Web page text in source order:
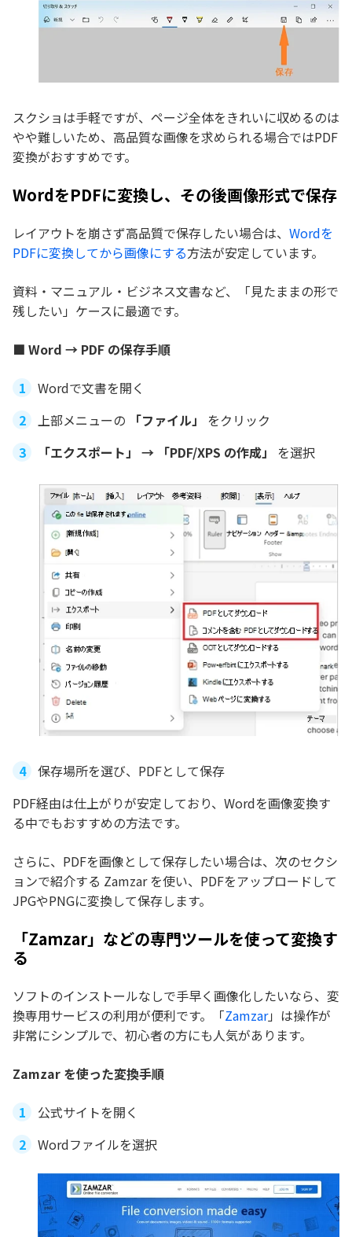
スクショは手軽ですが、ページ全体をきれいに収めるのは
やや難しいため、高品質な画像を求められる場合ではPDF
変換がおすすめです。
WordをPDFに変換し、その後画像形式で保存
レイアウトを崩さず高品質で保存したい場合は、 Wordを
PDFに変換してから画像にする方法が安定しています。
資料・マニュアル・ビジネス文書など、「見たままの形で
残したい」ケースに最適です。
■ Word → PDF の保存手順
Wordで文書を開く
上部メニューの
「ファイル」
をクリック
「エクスポート」 → 「PDF/XPS の作成」
を選択
保存場所を選び、PDFとして保存
PDF経由は仕上がりが安定しており、Wordを画像変換す
る中でもおすすめの方法です。
さらに、PDFを画像として保存したい場合は、次のセクシ
ョンで紹介する Zamzar を使い、PDFをアップロードして
JPGやPNGに変換して保存します。
「Zamzar」などの専門ツールを使って変換す
る
ソフトのインストールなしで手早く画像化したいなら、変
換専用サービスの利用が便利です。「Zamzar」は操作が
非常にシンプルで、初心者の方にも人気があります。
Zamzar を使った変換手順
公式サイトを開く
Wordファイルを選択